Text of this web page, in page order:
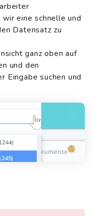
eine schnelle und
Datensatz zu
ganz oben auf
und den
Eingabe suchen und